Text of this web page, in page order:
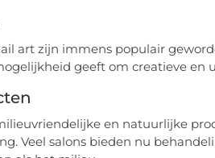
art zijn immens populair
geeft om creatieve en
en natuurlijke
Veel salons bieden nu